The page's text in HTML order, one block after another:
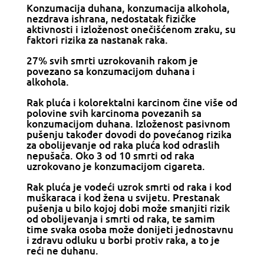
Konzumacija duhana, konzumacija alkohola,
nezdrava ishrana, nedostatak fizičke
aktivnosti i izloženost onečišćenom zraku, su
faktori rizika za nastanak raka.
27% svih smrti uzrokovanih rakom je
povezano sa konzumacijom duhana i
alkohola.
Rak pluća i kolorektalni karcinom čine više od
polovine svih karcinoma povezanih sa
konzumacijom duhana. Izloženost pasivnom
pušenju također dovodi do povećanog rizika
za obolijevanje od raka pluća kod odraslih
nepušača. Oko 3 od 10 smrti od raka
uzrokovano je konzumacijom cigareta.
Rak pluća je vodeći uzrok smrti od raka i kod
muškaraca i kod žena u svijetu. Prestanak
pušenja u bilo kojoj dobi može smanjiti rizik
od obolijevanja i smrti od raka, te samim
time svaka osoba može donijeti jednostavnu
i zdravu odluku u borbi protiv raka, a to je
reći ne duhanu.